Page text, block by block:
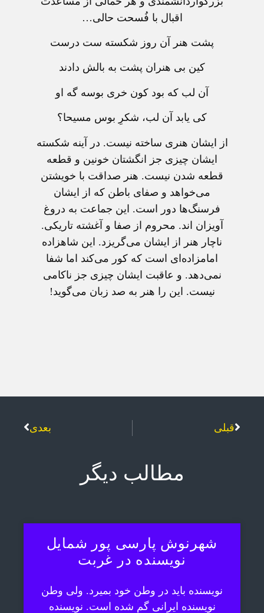
اقبال با فُسحت حالی…
پشت هنر آن روز شکسته ست درست
کین بی هنران پشت به بالش دادند
آن لب که بود کون خری بوسه گه او
کی یابد آن لب، شکرِ بوس مسیحا؟
از ایشان هنری ساخته نیست. در آینه شکسته
ایشان چیزی جز انگشتان خونین و قطعه
قطعه شدن نیست. هنر صداقت با خویشتن
می‌خواهد و صفای باطن که از ایشان
فرسنگ‌ها دور است. این جماعت به دروغ
آویزان اند. محروم از صفا و آغشته تاریکی.
ناچار هنر از ایشان می‌گریزد. این شاهزاده
امامزاده‌ای است که کور می‌کند اما شفا
نمی‌دهد. و عاقبت ایشان چیزی جز ناکامی
نیست. این را هنر به صد زبان می‌گوید!
قبلی بعدی
مطالب دیگر
شهرنوش پارسی پور شمایل
نویسنده در غربت
نویسنده باید در وطن خود بمیرد. ولی وطن
نویسنده ایرانی گم شده است. نویسنده